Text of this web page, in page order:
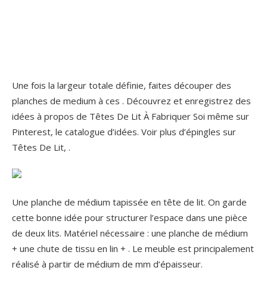
Une fois la largeur totale définie, faites découper des
planches de medium à ces . Découvrez et enregistrez des
idées à propos de Têtes De Lit À Fabriquer Soi même sur
Pinterest, le catalogue d’idées. Voir plus d’épingles sur
Têtes De Lit, .
Une planche de médium tapissée en tête de lit. On garde
cette bonne idée pour structurer l’espace dans une pièce
de deux lits. Matériel nécessaire : une planche de médium
+ une chute de tissu en lin + . Le meuble est principalement
réalisé à partir de médium de mm d’épaisseur.